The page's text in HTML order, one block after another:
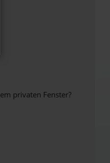
privaten Fenster?